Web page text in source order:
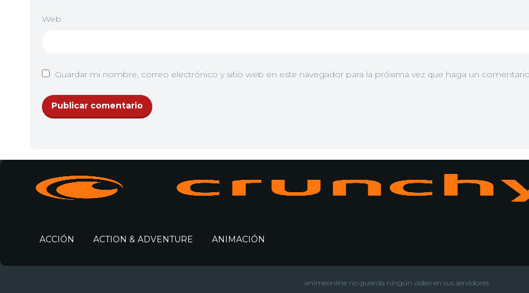
Web
Guardar mi nombre, correo electrónico y sitio web en este navegador para la próxima vez que haga un
ACCIÓN ACTION & ADVENTURE ANIMACIÓN
animeonline no guarda ningún video en sus servidores